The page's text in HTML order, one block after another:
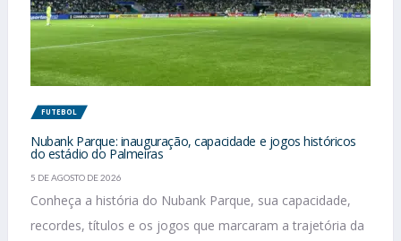
FUTEBOL
Nubank Parque: inauguração, capacidade e jogos históricos
do estádio do Palmeiras
5 DE AGOSTO DE 2026
Conheça a história do Nubank Parque, sua capacidade,
recordes, títulos e os jogos que marcaram a trajetória da